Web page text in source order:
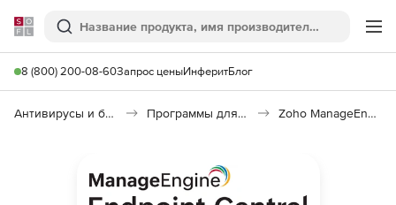
Softline
Поиск
8 (800) 200-08-60Запрос ценыИнферитБлог
Антивирусы и безопасность Программы для защиты информации Zoho ManageEngine Endpoint Central